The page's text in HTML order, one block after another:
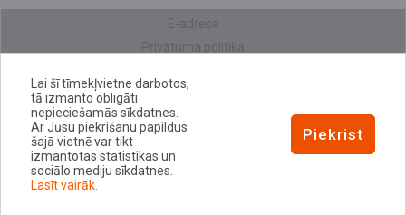
Piekļūstamības paziņojums
Lai šī tīmekļvietne darbotos,
tā izmanto obligāti
nepieciešamās sīkdatnes.
Ar Jūsu piekrišanu papildus
šajā vietnē var tikt
izmantotas statistikas un
sociālo mediju sīkdatnes.
Lasīt vairāk.
Piekrist